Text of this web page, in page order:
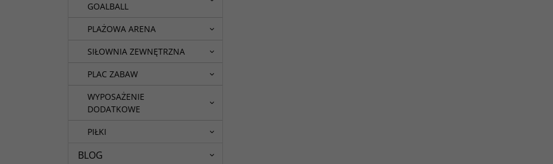
GOALBALL
PLAŻOWA ARENA
SIŁOWNIA ZEWNĘTRZNA
PLAC ZABAW
WYPOSAŻENIE
DODATKOWE
PIŁKI
BLOG